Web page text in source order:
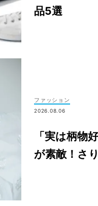
品5選
ファッション
2026.08.06
「実は柄物
が素敵！さ